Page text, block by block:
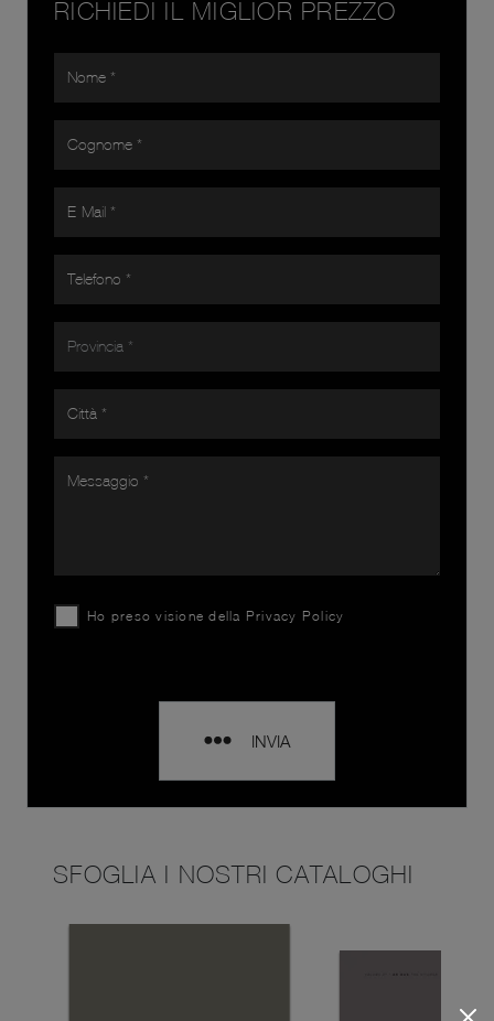
RICHIEDI IL MIGLIOR PREZZO
Ho preso visione della Privacy Policy
INVIA
SFOGLIA I NOSTRI CATALOGHI